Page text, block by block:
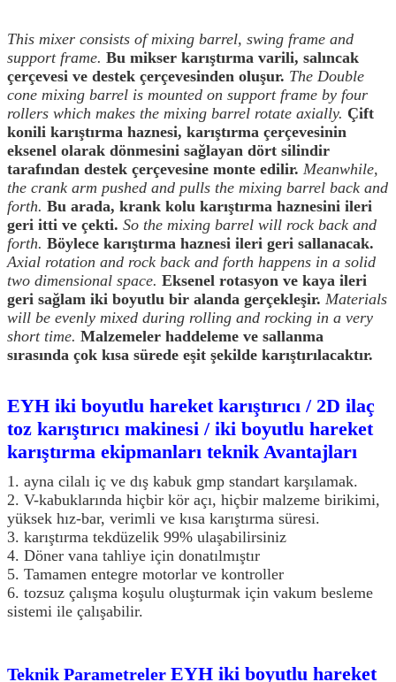
This mixer consists of mixing barrel, swing frame and
support frame. Bu mikser karıştırma varili, salıncak
çerçevesi ve destek çerçevesinden oluşur. The Double
cone mixing barrel is mounted on support frame by four
rollers which makes the mixing barrel rotate axially. Çift
konili karıştırma haznesi, karıştırma çerçevesinin
eksenel olarak dönmesini sağlayan dört silindir
tarafından destek çerçevesine monte edilir. Meanwhile,
the crank arm pushed and pulls the mixing barrel back and
forth. Bu arada, krank kolu karıştırma haznesini ileri
geri itti ve çekti. So the mixing barrel will rock back and
forth. Böylece karıştırma haznesi ileri geri sallanacak.
Axial rotation and rock back and forth happens in a solid
two dimensional space. Eksenel rotasyon ve kaya ileri
geri sağlam iki boyutlu bir alanda gerçekleşir. Materials
will be evenly mixed during rolling and rocking in a very
short time. Malzemeler haddeleme ve sallanma
sırasında çok kısa sürede eşit şekilde karıştırılacaktır.
EYH iki boyutlu hareket karıştırıcı / 2D ilaç
toz karıştırıcı makinesi / iki boyutlu hareket
karıştırma ekipmanları teknik Avantajları
1. ayna cilalı iç ve dış kabuk gmp standart karşılamak.
2. V-kabuklarında hiçbir kör açı, hiçbir malzeme birikimi,
yüksek hız-bar, verimli ve kısa karıştırma süresi.
3. karıştırma tekdüzelik 99% ulaşabilirsiniz
4. Döner vana tahliye için donatılmıştır
5. Tamamen entegre motorlar ve kontroller
6. tozsuz çalışma koşulu oluşturmak için vakum besleme
sistemi ile çalışabilir.
Teknik Parametreler EYH iki boyutlu hareket